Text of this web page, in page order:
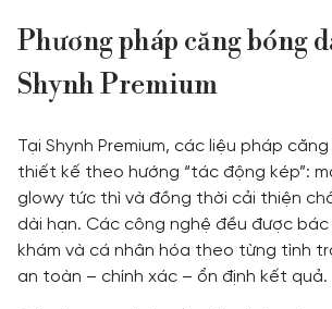
Phương pháp căng bóng
Shynh Premium
Tại Shynh Premium, các liệu pháp
thiết kế theo hướng “tác động kép”:
glowy tức thì và đồng thời cải thiện
dài hạn. Các công nghệ đều được
khám và cá nhân hóa theo từng tình
an toàn – chính xác – ổn định kết quả.